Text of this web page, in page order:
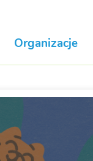
Organizacje